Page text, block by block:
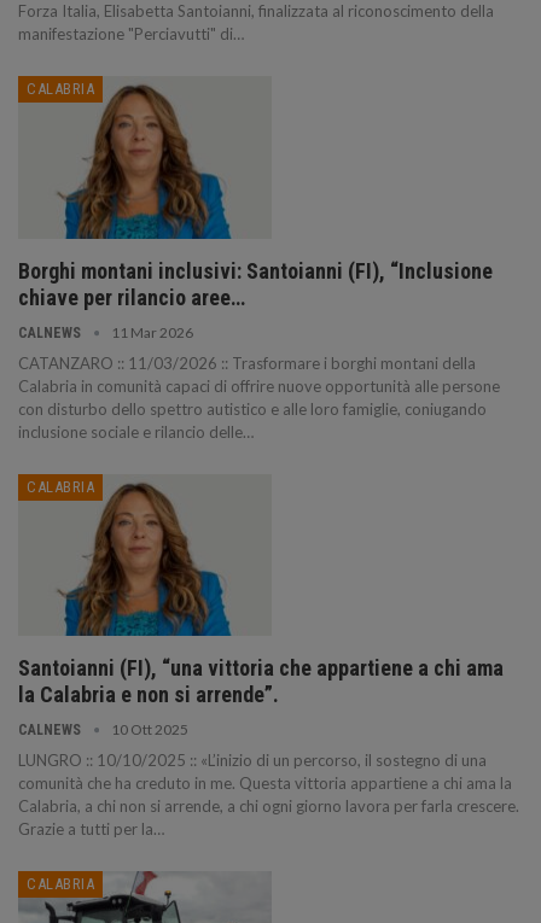
Forza Italia, Elisabetta Santoianni, finalizzata al riconoscimento della
manifestazione "Perciavutti" di…
CALABRIA
Borghi montani inclusivi: Santoianni (FI), “Inclusione
chiave per rilancio aree…
CALNEWS 11 Mar 2026
CATANZARO :: 11/03/2026 :: Trasformare i borghi montani della
Calabria in comunità capaci di offrire nuove opportunità alle persone
con disturbo dello spettro autistico e alle loro famiglie, coniugando
inclusione sociale e rilancio delle…
CALABRIA
Santoianni (FI), “una vittoria che appartiene a chi ama
la Calabria e non si arrende”.
CALNEWS 10 Ott 2025
LUNGRO :: 10/10/2025 :: «L’inizio di un percorso, il sostegno di una
comunità che ha creduto in me. Questa vittoria appartiene a chi ama la
Calabria, a chi non si arrende, a chi ogni giorno lavora per farla crescere.
Grazie a tutti per la…
CALABRIA